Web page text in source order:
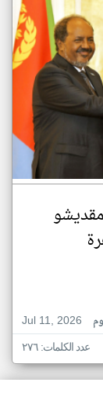
Jul 11, 2026
عدد الكلمات: ٢٧٦